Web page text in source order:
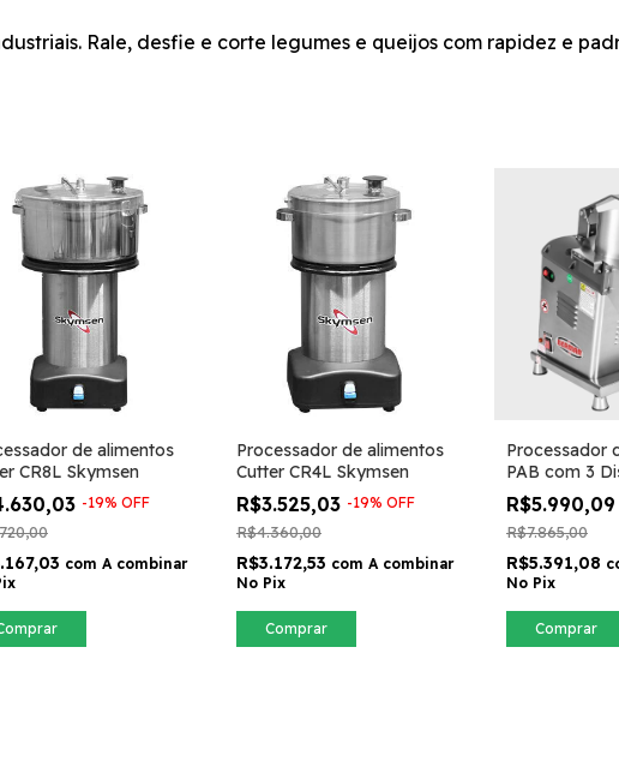
Rale, desfie e corte legumes e queijos com rapidez e
de alimentos
CR8L Skymsen
-19% OFF
com A combinar
Processador de alimentos
Cutter CR4L Skymsen
R$3.525,03 -19% OFF
R$4.360,00
R$3.172,53 com A combinar
No Pix
Comprar
Processador
PAB com 3
BM116
R$7.865,00
R$5.391,08
No Pix
Comprar